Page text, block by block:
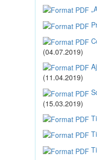
(04.07.2019)
(11.04.2019)
(15.03.2019)